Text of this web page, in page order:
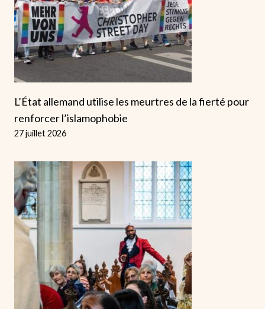
L’État allemand utilise les meurtres de la fierté pour
renforcer l’islamophobie
27 juillet 2026